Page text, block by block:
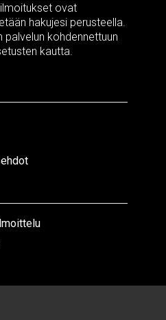
ovat
hakujesi perusteella.
palvelun kohdennettuun
kautta.